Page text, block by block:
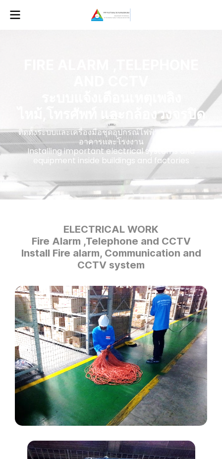
ไหม้,โทรศัพท์ และกล้องวงจรปิด
ติดตั้งระบบและเครื่องมือชุดอุปกรณ์ไฟฟ้าสำคัญภายใน
อาคารและโรงงาน
Installing important electrical systems and
equipment inside buildings and factories
ELECTRICAL WORK
Fire Alarm ,Telephone and CCTV
Install Fire alarm, Communication and
CCTV system